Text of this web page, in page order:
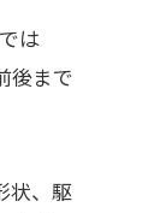
は
後まで
状、駆